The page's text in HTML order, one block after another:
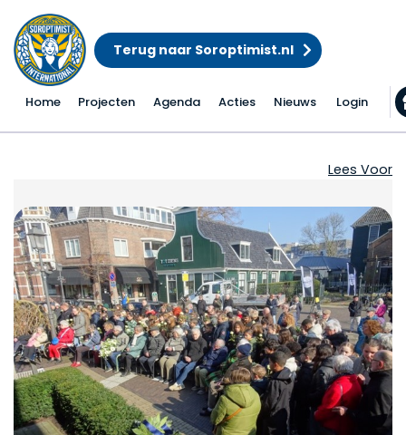
Terug naar Soroptimist.nl
Home Projecten Agenda Acties Nieuws Login
Hannie Schaft Lees Voor